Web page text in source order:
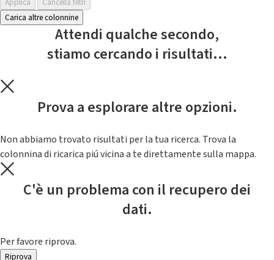
Carica altre colonnine
Attendi qualche secondo,
stiamo cercando i risultati...
Prova a esplorare altre opzioni.
Non abbiamo trovato risultati per la tua ricerca. Trova la
colonnina di ricarica piú vicina a te direttamente sulla mappa.
C'è un problema con il recupero dei
dati.
Per favore riprova.
Riprova